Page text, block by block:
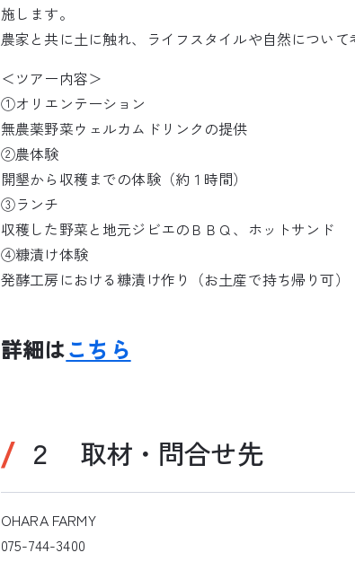
施します。
農家と共に土に触れ、ライフスタイルや自然について
＜ツアー内容＞
①オリエンテーション
無農薬野菜ウェルカムドリンクの提供
②農体験
開墾から収穫までの体験（約１時間）
③ランチ
収穫した野菜と地元ジビエのＢＢＱ、ホットサンド
④糠漬け体験
発酵工房における糠漬け作り（お土産で持ち帰り可）
詳細はこちら
２ 取材・問合せ先
OHARA FARMY
075-744-3400